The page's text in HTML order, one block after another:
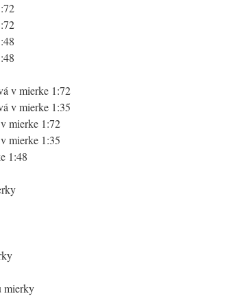
v mierke 1:72
v mierke 1:35
mierke 1:72
mierke 1:35
1:48
mierky